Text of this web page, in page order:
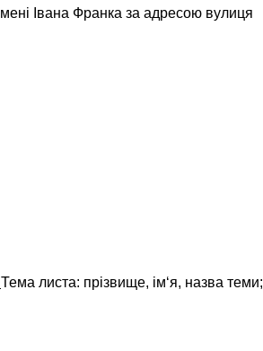
Івана Франка за адресою вулиця
Тема листа: прізвище, ім‘я, назва теми;